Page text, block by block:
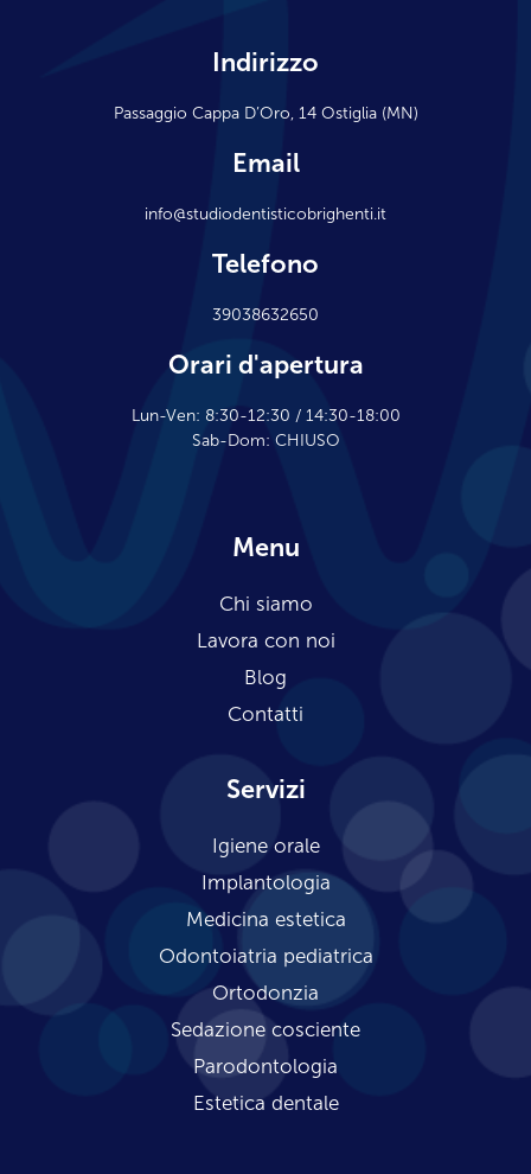
Indirizzo
Passaggio Cappa D’Oro, 14 Ostiglia (MN)
Email
info@studiodentisticobrighenti.it
Telefono
39038632650
Orari d'apertura
Lun-Ven: 8:30-12:30 / 14:30-18:00
Sab-Dom: CHIUSO
Menu
Chi siamo
Lavora con noi
Blog
Contatti
Servizi
Igiene orale
Implantologia
Medicina estetica
Odontoiatria pediatrica
Ortodonzia
Sedazione cosciente
Parodontologia
Estetica dentale